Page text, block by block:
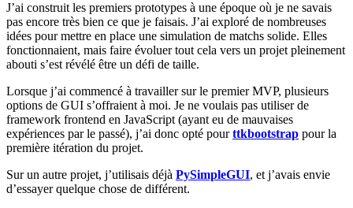
J’ai construit les premiers prototypes à une époque où je ne savais
pas encore très bien ce que je faisais. J’ai exploré de nombreuses
idées pour mettre en place une simulation de matchs solide. Elles
fonctionnaient, mais faire évoluer tout cela vers un projet pleinement
abouti s’est révélé être un défi de taille.
Lorsque j’ai commencé à travailler sur le premier MVP, plusieurs
options de GUI s’offraient à moi. Je ne voulais pas utiliser de
framework frontend en JavaScript (ayant eu de mauvaises
expériences par le passé), j’ai donc opté pourttkbootstrap pour la
première itération du projet.
Sur un autre projet, j’utilisais déjà PySimpleGUI, et j’avais envie
d’essayer quelque chose de différent.